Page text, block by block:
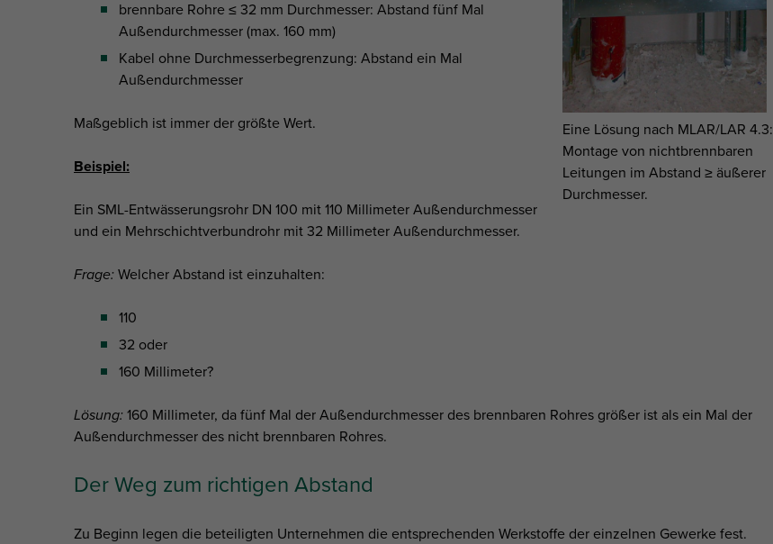
Eine Lösung nach MLAR/LAR 4.3:
Montage von nichtbrennbaren
Leitungen im Abstand ≥ äußerer
Durchmesser.
brennbare Rohre ≤ 32 mm Durchmesser: Abstand fünf Mal
Außendurchmesser (max. 160 mm)
Kabel ohne Durchmesserbegrenzung: Abstand ein Mal
Außendurchmesser
Maßgeblich ist immer der größte Wert.
Beispiel:
Ein SML-Entwässerungsrohr DN 100 mit 110 Millimeter Außendurchmesser
und ein Mehrschichtverbundrohr mit 32 Millimeter Außendurchmesser.
Frage: Welcher Abstand ist einzuhalten:
110
32 oder
160 Millimeter?
Lösung: 160 Millimeter, da fünf Mal der Außendurchmesser des brennbaren Rohres größer ist als ein Mal der
Außendurchmesser des nicht brennbaren Rohres.
Der Weg zum richtigen Abstand
Zu Beginn legen die beteiligten Unternehmen die entsprechenden Werkstoffe der einzelnen Gewerke fest.